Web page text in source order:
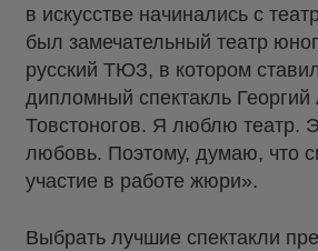
в искусстве начинались с
был замечательный театр
русский ТЮЗ, в котором
дипломный спектакль
Товстоногов. Я люблю театр.
любовь. Поэтому, думаю, что
участие в работе жюри».
Выбрать лучшие спектакли